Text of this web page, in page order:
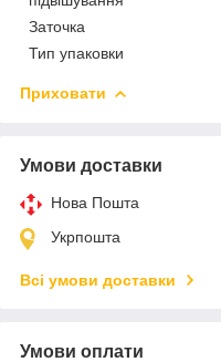
Заточка
Тип упаковки
Приховати
Умови доставки
Нова Пошта
Укрпошта
Всі умови доставки
Умови оплати